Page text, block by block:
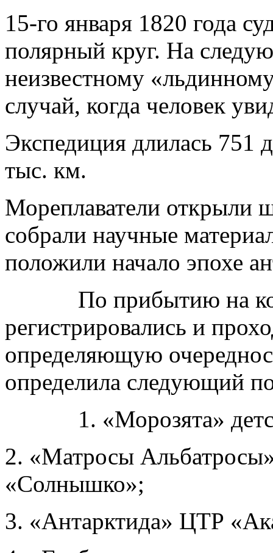
15-го января 1820 года
полярный круг. На
неизвестному
случай, когда человек
Экспедиция длилась
тыс. км.
Мореплаватели открыли
собрали научные
положили начало эпохе
По прибытию на
регистрировались и
определяющую
определила следующий
1. «Морозята»
2. «Матросы
«Солнышко»;
3. «Антарктида» ЦТР